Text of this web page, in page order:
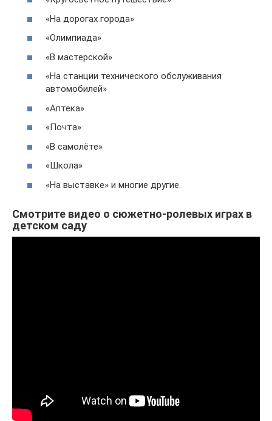
«На дорогах города»
«Олимпиада»
«В мастерской»
«На станции технического обслуживания
автомобилей»
«Аптека»
«Почта»
«В самолёте»
«Школа»
«На выставке» и многие другие.
Смотрите видео о сюжетно-ролевых играх в
детском саду